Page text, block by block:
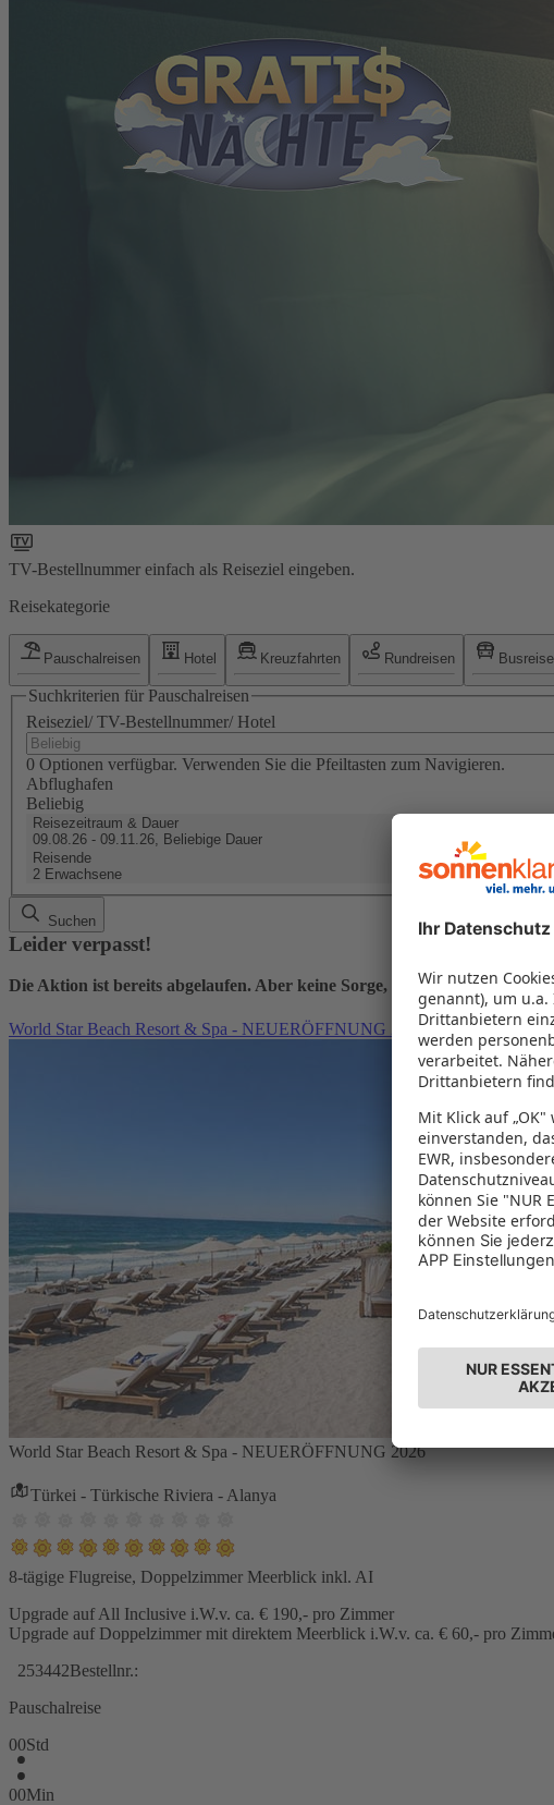
TV-Bestellnummer einfach als Reiseziel eingeben.
Reisekategorie
Pauschalreisen Hotel Kreuzfahrten Rundreisen
Suchkriterien für Pauschalreisen
Reiseziel/ TV-Bestellnummer/ Hotel
0 Optionen verfügbar. Verwenden Sie die Pfeiltasten zum Navigieren.
Abflughafen
Beliebig
Reisezeitraum & Dauer
09.08.26 - 09.11.26, Beliebige Dauer
Reisende
2 Erwachsene
Suchen
Leider verpasst!
Die Aktion ist bereits abgelaufen. Aber keine Sorge, hier finden Sie
World Star Beach Resort & Spa - NEUERÖFFNUNG 2026
World Star Beach Resort & Spa - NEUERÖFFNUNG 2026
Türkei - Türkische Riviera - Alanya
8-tägige Flugreise, Doppelzimmer Meerblick inkl. AI
Upgrade auf All Inclusive i.W.v. ca. € 190,- pro Zimmer
Upgrade auf Doppelzimmer mit direktem Meerblick i.W.v. ca. € 60,- pro
253442Bestellnr.:
Pauschalreise
00Std
00Min